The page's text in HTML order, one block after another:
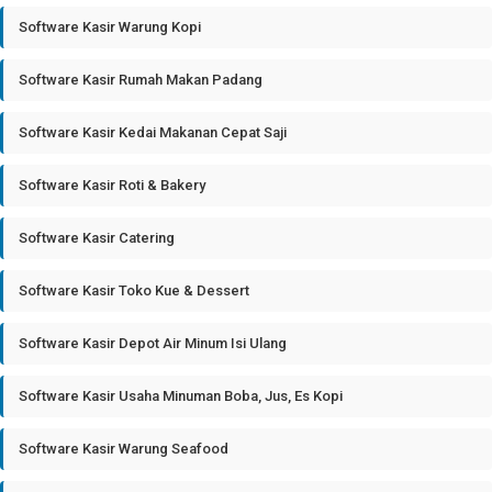
Software Kasir Warung Kopi
Software Kasir Rumah Makan Padang
Software Kasir Kedai Makanan Cepat Saji
Software Kasir Roti & Bakery
Software Kasir Catering
Software Kasir Toko Kue & Dessert
Software Kasir Depot Air Minum Isi Ulang
Software Kasir Usaha Minuman Boba, Jus, Es Kopi
Software Kasir Warung Seafood